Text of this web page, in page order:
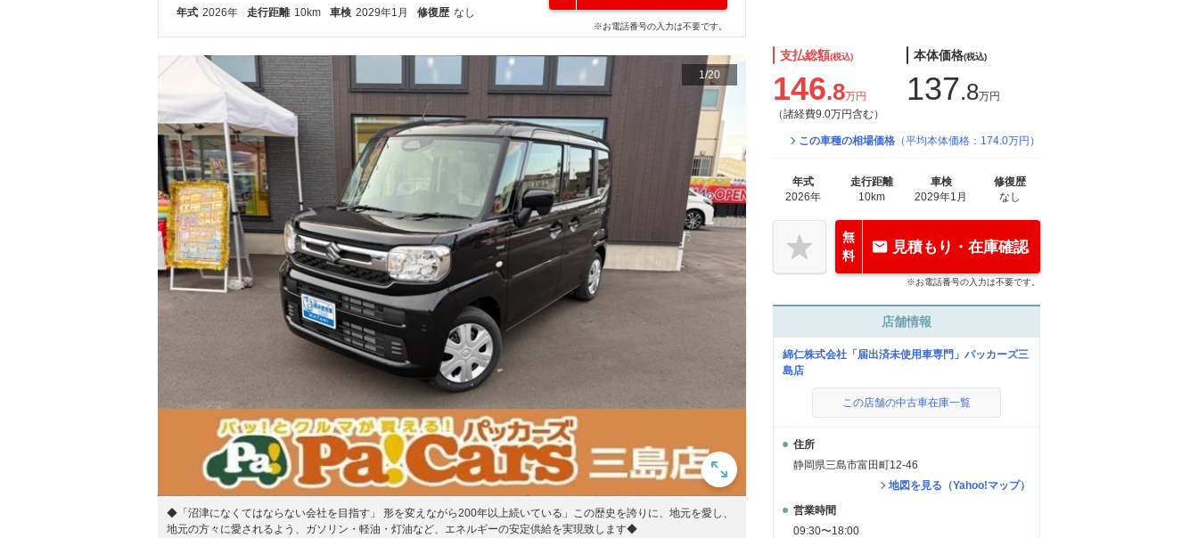
年式 2026年 走行距離 10km 車検 2029年1月 修復歴 なし
※お電話番号の入力は不要です。
1/20
◆「沼津になくてはならない会社を目指す」 形を変えながら200年以上続いている」この歴史を誇りに、地元を愛し、
地元の方々に愛されるよう、ガソリン・軽油・灯油など、エネルギーの安定供給を実現致します◆
支払総額(税込)
146.8万円
（諸経費9.0万円含む）
本体価格(税込)
137.8万円
この車種の相場価格 （平均本体価格：174.0万円）
年式
2026年
走行距離
10km
車検
2029年1月
修復歴
なし
無
料
見積もり・在庫確認
※お電話番号の入力は不要です。
店舗情報
綿仁株式会社「届出済未使用車専門」パッカーズ三
島店
この店舗の中古車在庫一覧
住所
静岡県三島市富田町12-46
地図を見る（Yahoo!マップ）
営業時間
09:30〜18:00